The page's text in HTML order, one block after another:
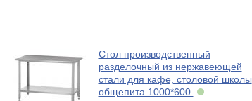
Стол производственный
разделочный из нержавеющей
стали для кафе, столовой школы
общепита.1000*600